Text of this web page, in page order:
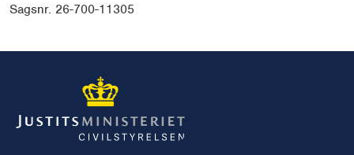
Sagsnr. 26-700-11305